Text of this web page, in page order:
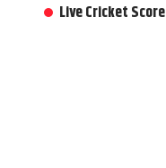
Live Cricket Score